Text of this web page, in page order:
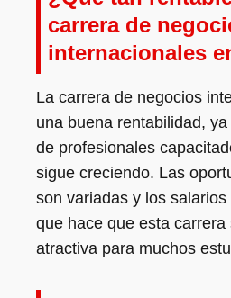
carrera de
internacionales
La carrera de negocios
una buena rentabilidad,
de profesionales
sigue creciendo. Las
son variadas y los
que hace que esta carrera
atractiva para muchos